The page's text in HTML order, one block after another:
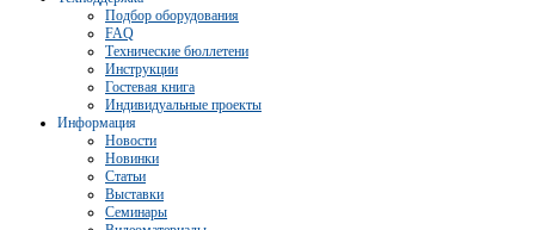
Подбор оборудования
FAQ
Технические бюллетени
Инструкции
Гостевая книга
Индивидуальные проекты
Информация
Новости
Новинки
Статьи
Выставки
Семинары